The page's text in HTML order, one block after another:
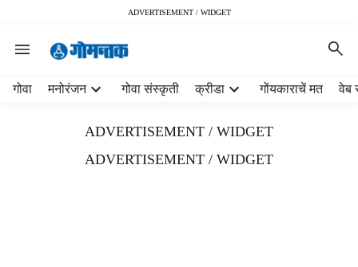
ADVERTISEMENT / WIDGET
गोवा मनोरंजन गोवा संस्कृती क्रीडा गोंयकाराचें मत वेब
ADVERTISEMENT / WIDGET
ADVERTISEMENT / WIDGET